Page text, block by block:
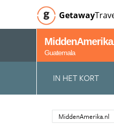
Getaway
MiddenAmerika
Guatemala
IN HET KORT
MiddenAmerika.nl